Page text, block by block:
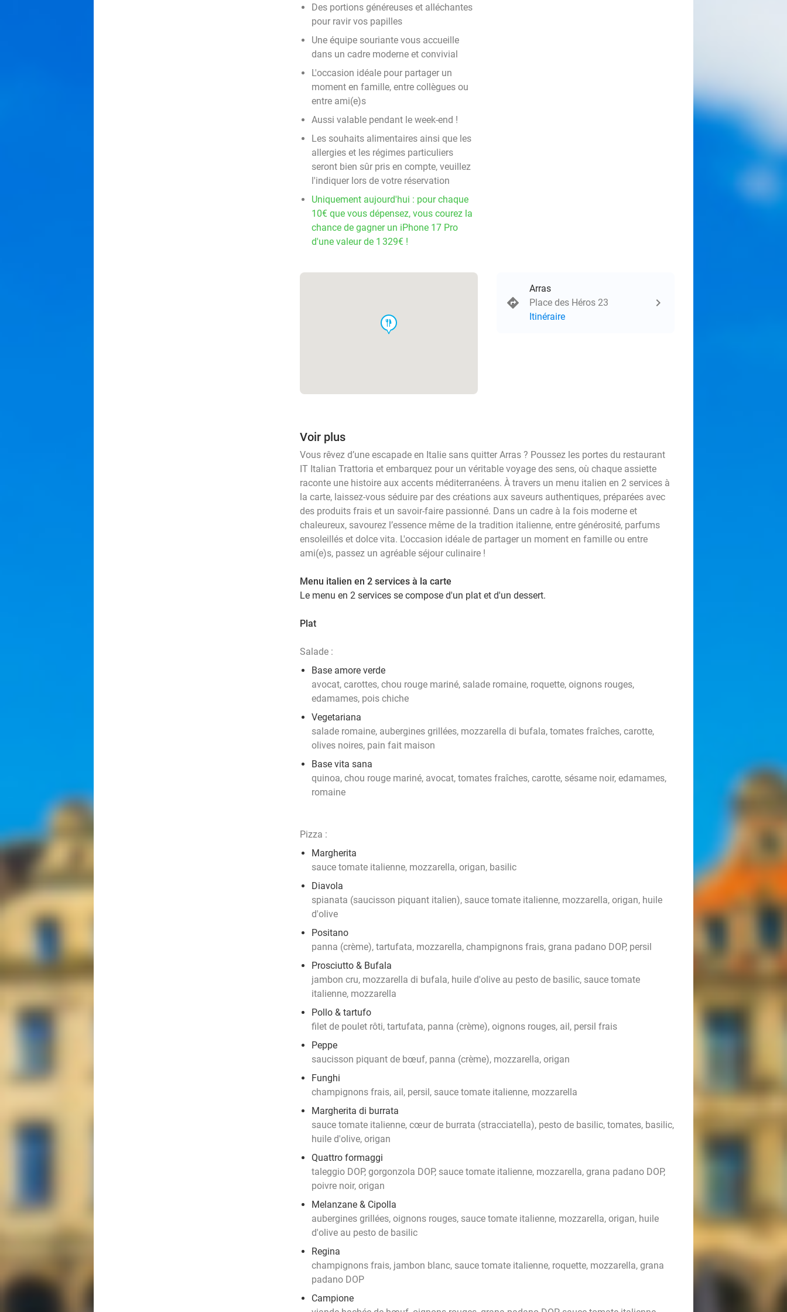
Des portions généreuses et alléchantes
pour ravir vos papilles
Une équipe souriante vous accueille
dans un cadre moderne et convivial
L'occasion idéale pour partager un
moment en famille, entre collègues ou
entre ami(e)s
Aussi valable pendant le week-end !
Les souhaits alimentaires ainsi que les
allergies et les régimes particuliers
seront bien sûr pris en compte, veuillez
l'indiquer lors de votre réservation
Uniquement aujourd'hui : pour chaque
10€ que vous dépensez, vous courez la
chance de gagner un iPhone 17 Pro
d'une valeur de 1 329€ !
food
Arras
Place des Héros 23
Itinéraire
Voir plus
Vous rêvez d’une escapade en Italie sans quitter Arras ? Poussez les portes du restaurant
IT Italian Trattoria et embarquez pour un véritable voyage des sens, où chaque assiette
raconte une histoire aux accents méditerranéens. À travers un menu italien en 2 services à
la carte, laissez-vous séduire par des créations aux saveurs authentiques, préparées avec
des produits frais et un savoir-faire passionné. Dans un cadre à la fois moderne et
chaleureux, savourez l’essence même de la tradition italienne, entre générosité, parfums
ensoleillés et dolce vita. L'occasion idéale de partager un moment en famille ou entre
ami(e)s, passez un agréable séjour culinaire !
Menu italien en 2 services à la carte
Le menu en 2 services se compose d'un plat et d'un dessert.
Plat
Salade :
Base amore verde
avocat, carottes, chou rouge mariné, salade romaine, roquette, oignons rouges,
edamames, pois chiche
Vegetariana
salade romaine, aubergines grillées, mozzarella di bufala, tomates fraîches, carotte,
olives noires, pain fait maison
Base vita sana
quinoa, chou rouge mariné, avocat, tomates fraîches, carotte, sésame noir, edamames,
romaine
Pizza :
Margherita
sauce tomate italienne, mozzarella, origan, basilic
Diavola
spianata (saucisson piquant italien), sauce tomate italienne, mozzarella, origan, huile
d'olive
Positano
panna (crème), tartufata, mozzarella, champignons frais, grana padano DOP, persil
Prosciutto & Bufala
jambon cru, mozzarella di bufala, huile d'olive au pesto de basilic, sauce tomate
italienne, mozzarella
Pollo & tartufo
filet de poulet rôti, tartufata, panna (crème), oignons rouges, ail, persil frais
Peppe
saucisson piquant de bœuf, panna (crème), mozzarella, origan
Funghi
champignons frais, ail, persil, sauce tomate italienne, mozzarella
Margherita di burrata
sauce tomate italienne, cœur de burrata (stracciatella), pesto de basilic, tomates, basilic,
huile d'olive, origan
Quattro formaggi
taleggio DOP, gorgonzola DOP, sauce tomate italienne, mozzarella, grana padano DOP,
poivre noir, origan
Melanzane & Cipolla
aubergines grillées, oignons rouges, sauce tomate italienne, mozzarella, origan, huile
d'olive au pesto de basilic
Regina
champignons frais, jambon blanc, sauce tomate italienne, roquette, mozzarella, grana
padano DOP
Campione